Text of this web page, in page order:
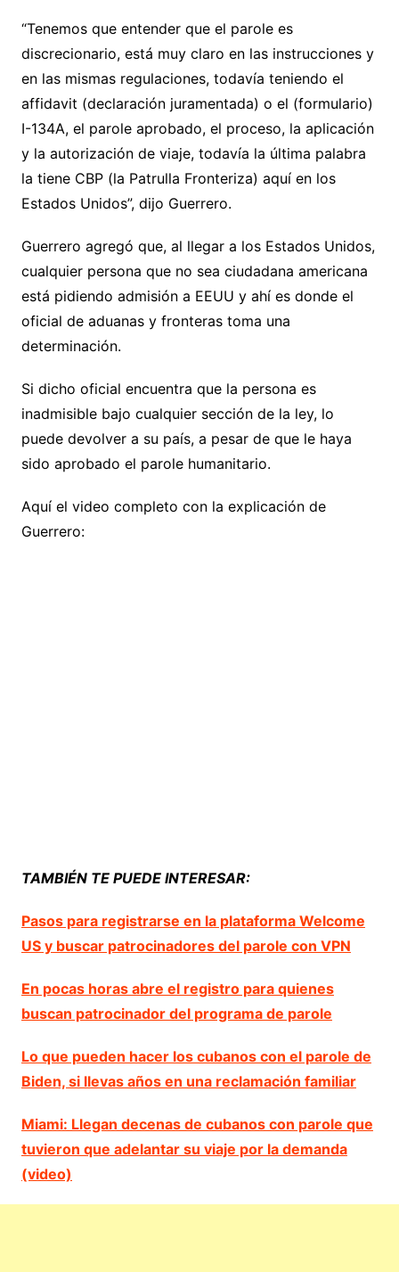
“Tenemos que entender que el parole es
discrecionario, está muy claro en las instrucciones y
en las mismas regulaciones, todavía teniendo el
affidavit (declaración juramentada) o el (formulario)
I-134A, el parole aprobado, el proceso, la aplicación
y la autorización de viaje, todavía la última palabra
la tiene CBP (la Patrulla Fronteriza) aquí en los
Estados Unidos”, dijo Guerrero.
Guerrero agregó que, al llegar a los Estados Unidos,
cualquier persona que no sea ciudadana americana
está pidiendo admisión a EEUU y ahí es donde el
oficial de aduanas y fronteras toma una
determinación.
Si dicho oficial encuentra que la persona es
inadmisible bajo cualquier sección de la ley, lo
puede devolver a su país, a pesar de que le haya
sido aprobado el parole humanitario.
Aquí el video completo con la explicación de
Guerrero:
TAMBIÉN TE PUEDE INTERESAR:
Pasos para registrarse en la plataforma Welcome
US y buscar patrocinadores del parole con VPN
En pocas horas abre el registro para quienes
buscan patrocinador del programa de parole
Lo que pueden hacer los cubanos con el parole de
Biden, si llevas años en una reclamación familiar
Miami: Llegan decenas de cubanos con parole que
tuvieron que adelantar su viaje por la demanda
(video)